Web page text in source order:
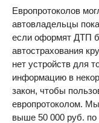
Европротоколов
автовладельцы
если оформят ДТП
автострахования
нет устройств для
информацию в
закон, чтобы
европротоколом.
выше 50 000 руб. по